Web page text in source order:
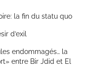
la fin du statu quo
d’exil
endommagés… la
entre Bir Jdid et El